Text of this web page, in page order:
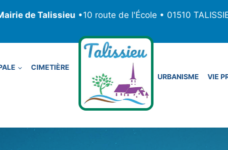
de Talissieu •10 route de l'École • 01510
CIMETIÈRE
URBANISME VIE